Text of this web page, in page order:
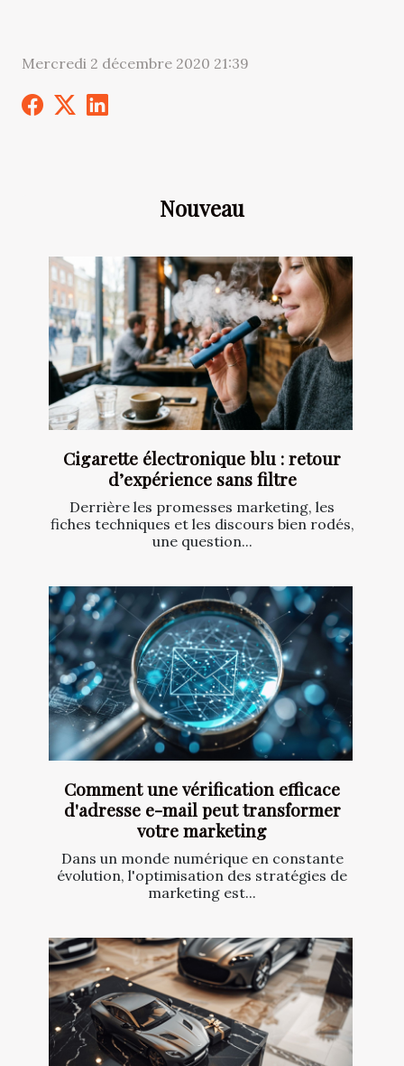
Mercredi 2 décembre 2020 21:39
Nouveau
Cigarette électronique blu : retour
d’expérience sans filtre
Derrière les promesses marketing, les
fiches techniques et les discours bien rodés,
une question...
Comment une vérification efficace
d'adresse e-mail peut transformer
votre marketing
Dans un monde numérique en constante
évolution, l'optimisation des stratégies de
marketing est...